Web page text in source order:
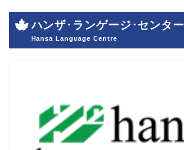
ハンザ･ランゲージ･センター
Hansa Language Centre